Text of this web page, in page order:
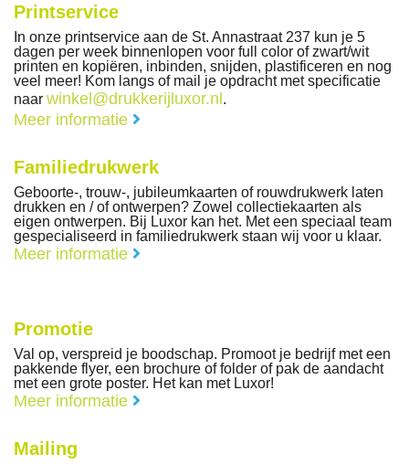
Printservice
In onze printservice aan de St. Annastraat 237 kun je 5
dagen per week binnenlopen voor full color of zwart/wit
printen en kopiëren, inbinden, snijden, plastificeren en nog
veel meer! Kom langs of mail je opdracht met specificatie
naar winkel@drukkerijluxor.nl.
Meer informatie
Familiedrukwerk
Geboorte-, trouw-, jubileumkaarten of rouwdrukwerk laten
drukken en / of ontwerpen? Zowel collectiekaarten als
eigen ontwerpen. Bij Luxor kan het. Met een speciaal team
gespecialiseerd in familiedrukwerk staan wij voor u klaar.
Meer informatie
Promotie
Val op, verspreid je boodschap. Promoot je bedrijf met een
pakkende flyer, een brochure of folder of pak de aandacht
met een grote poster. Het kan met Luxor!
Meer informatie
Mailing